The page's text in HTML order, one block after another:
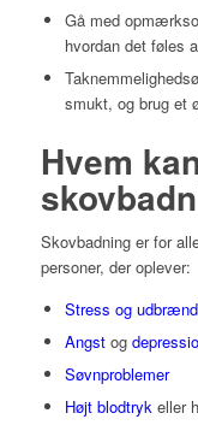
Gå med
hvordan det føles
smukt, og brug
Hvem
Skovbadning er for
personer, der oplever:
Stress og
Angstog
Søvnproblemer
Højt blodtryk eller